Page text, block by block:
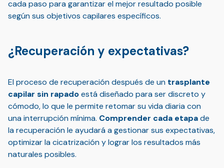
cada paso para garantizar el mejor resultado posible
según sus objetivos capilares específicos.
¿Recuperación y expectativas?
El proceso de recuperación después de un trasplante
capilar sin rapadoestá diseñado para ser discreto y
cómodo, lo que le permite retomar su vida diaria con
una interrupción mínima. Comprender cada etapade
la recuperación le ayudará a gestionar sus expectativas,
optimizar la cicatrización y lograr los resultados más
naturales posibles.